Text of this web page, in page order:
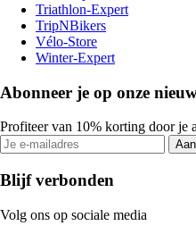
Triathlon-Expert
TripNBikers
Vélo-Store
Winter-Expert
Abonneer je op onze
Profiteer van 10% korting door je
Blijf verbonden
Volg ons op sociale media